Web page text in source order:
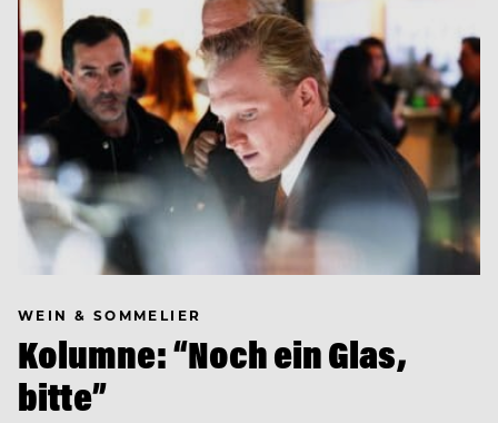
WEIN & SOMMELIER
Kolumne: “Noch ein Glas,
bitte”